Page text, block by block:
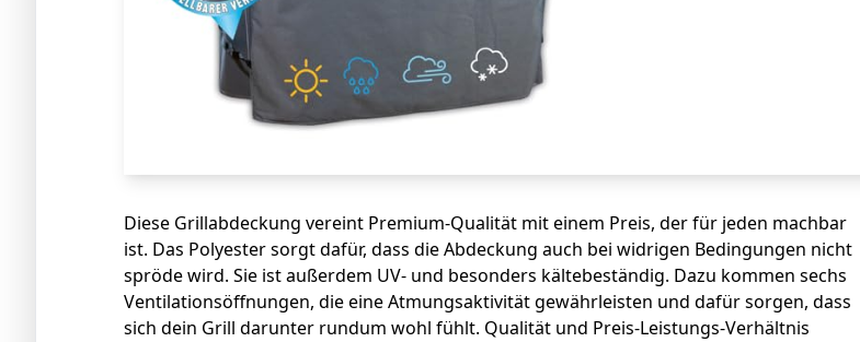
Diese Grillabdeckung vereint Premium-Qualität mit einem Preis, der für jeden machbar
ist. Das Polyester sorgt dafür, dass die Abdeckung auch bei widrigen Bedingungen nicht
spröde wird. Sie ist außerdem UV- und besonders kältebeständig. Dazu kommen sechs
Ventilationsöffnungen, die eine Atmungsaktivität gewährleisten und dafür sorgen, dass
sich dein Grill darunter rundum wohl fühlt. Qualität und Preis-Leistungs-Verhältnis